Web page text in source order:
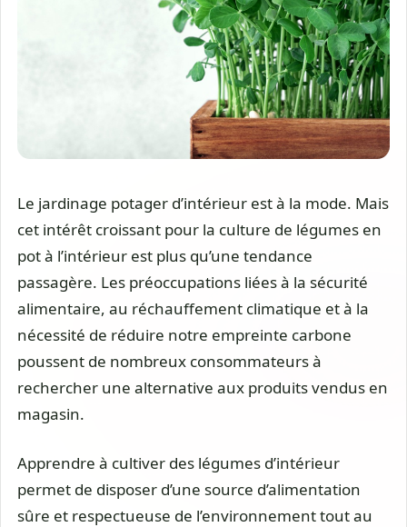
Le jardinage potager d’intérieur est à la mode. Mais
cet intérêt croissant pour la culture de légumes en
pot à l’intérieur est plus qu’une tendance
passagère. Les préoccupations liées à la sécurité
alimentaire, au réchauffement climatique et à la
nécessité de réduire notre empreinte carbone
poussent de nombreux consommateurs à
rechercher une alternative aux produits vendus en
magasin.
Apprendre à cultiver des légumes d’intérieur
permet de disposer d’une source d’alimentation
sûre et respectueuse de l’environnement tout au